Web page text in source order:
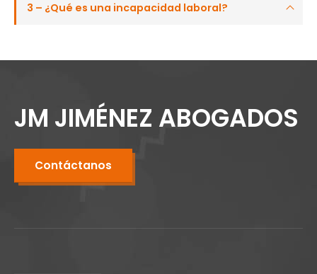
3 – ¿Qué es una incapacidad laboral?
JM JIMÉNEZ ABOGADOS
Contáctanos